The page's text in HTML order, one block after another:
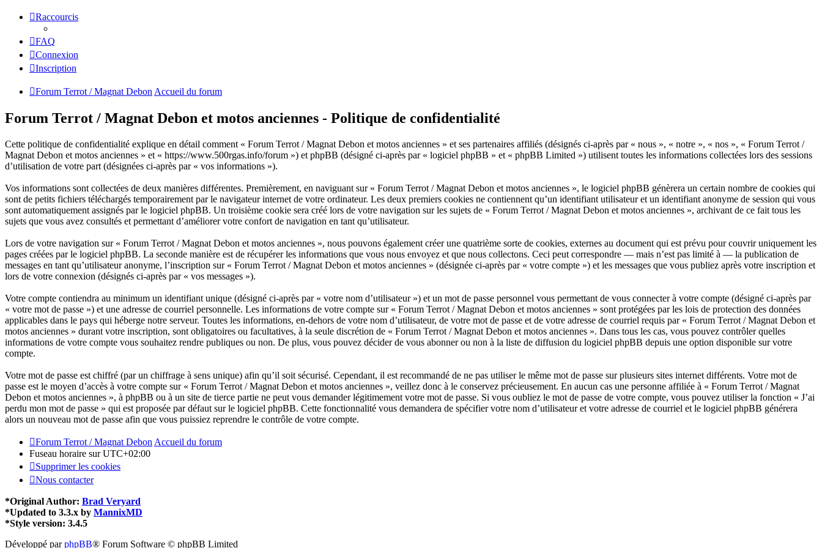
Raccourcis
FAQ
Connexion
Inscription
Forum Terrot / Magnat Debon Accueil du forum
Forum Terrot / Magnat Debon et motos anciennes - Politique de confidentialité
Cette politique de confidentialité explique en détail comment « Forum Terrot / Magnat Debon et motos anciennes » et ses partenaires affiliés (désignés ci-après par « nous », « notre », « nos », « Forum Terrot /
Magnat Debon et motos anciennes » et « https://www.500rgas.info/forum ») et phpBB (désigné ci-après par « logiciel phpBB » et « phpBB Limited ») utilisent toutes les informations collectées lors des sessions
d’utilisation de votre part (désignées ci-après par « vos informations »).
Vos informations sont collectées de deux manières différentes. Premièrement, en naviguant sur « Forum Terrot / Magnat Debon et motos anciennes », le logiciel phpBB génèrera un certain nombre de cookies qui
sont de petits fichiers téléchargés temporairement par le navigateur internet de votre ordinateur. Les deux premiers cookies ne contiennent qu’un identifiant utilisateur et un identifiant anonyme de session qui vous
sont automatiquement assignés par le logiciel phpBB. Un troisième cookie sera créé lors de votre navigation sur les sujets de « Forum Terrot / Magnat Debon et motos anciennes », archivant de ce fait tous les
sujets que vous avez consultés et permettant d’améliorer votre confort de navigation en tant qu’utilisateur.
Lors de votre navigation sur « Forum Terrot / Magnat Debon et motos anciennes », nous pouvons également créer une quatrième sorte de cookies, externes au document qui est prévu pour couvrir uniquement les
pages créées par le logiciel phpBB. La seconde manière est de récupérer les informations que vous nous envoyez et que nous collectons. Ceci peut correspondre — mais n’est pas limité à — la publication de
messages en tant qu’utilisateur anonyme, l’inscription sur « Forum Terrot / Magnat Debon et motos anciennes » (désignée ci-après par « votre compte ») et les messages que vous publiez après votre inscription et
lors de votre connexion (désignés ci-après par « vos messages »).
Votre compte contiendra au minimum un identifiant unique (désigné ci-après par « votre nom d’utilisateur ») et un mot de passe personnel vous permettant de vous connecter à votre compte (désigné ci-après par
« votre mot de passe ») et une adresse de courriel personnelle. Les informations de votre compte sur « Forum Terrot / Magnat Debon et motos anciennes » sont protégées par les lois de protection des données
applicables dans le pays qui héberge notre serveur. Toutes les informations, en-dehors de votre nom d’utilisateur, de votre mot de passe et de votre adresse de courriel requis par « Forum Terrot / Magnat Debon et
motos anciennes » durant votre inscription, sont obligatoires ou facultatives, à la seule discrétion de « Forum Terrot / Magnat Debon et motos anciennes ». Dans tous les cas, vous pouvez contrôler quelles
informations de votre compte vous souhaitez rendre publiques ou non. De plus, vous pouvez décider de vous abonner ou non à la liste de diffusion du logiciel phpBB depuis une option disponible sur votre
compte.
Votre mot de passe est chiffré (par un chiffrage à sens unique) afin qu’il soit sécurisé. Cependant, il est recommandé de ne pas utiliser le même mot de passe sur plusieurs sites internet différents. Votre mot de
passe est le moyen d’accès à votre compte sur « Forum Terrot / Magnat Debon et motos anciennes », veillez donc à le conservez précieusement. En aucun cas une personne affiliée à « Forum Terrot / Magnat
Debon et motos anciennes », à phpBB ou à un site de tierce partie ne peut vous demander légitimement votre mot de passe. Si vous oubliez le mot de passe de votre compte, vous pouvez utiliser la fonction « J’ai
perdu mon mot de passe » qui est proposée par défaut sur le logiciel phpBB. Cette fonctionnalité vous demandera de spécifier votre nom d’utilisateur et votre adresse de courriel et le logiciel phpBB générera
alors un nouveau mot de passe afin que vous puissiez reprendre le contrôle de votre compte.
Forum Terrot / Magnat Debon Accueil du forum
Fuseau horaire surUTC+02:00
Supprimer les cookies
Nous contacter
*Original Author: Brad Veryard
*Updated to 3.3.x by MannixMD
*Style version: 3.4.5
Développé parphpBB® Forum Software © phpBB Limited